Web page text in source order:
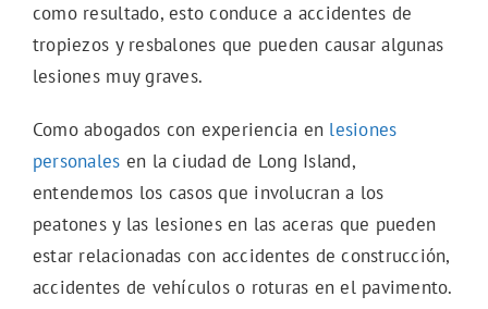
como resultado, esto conduce a accidentes de
tropiezos y resbalones que pueden causar algunas
lesiones muy graves.
Como abogados con experiencia en lesiones
personales en la ciudad de Long Island,
entendemos los casos que involucran a los
peatones y las lesiones en las aceras que pueden
estar relacionadas con accidentes de construcción,
accidentes de vehículos o roturas en el pavimento.